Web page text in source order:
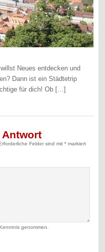
Neues entdecken und
Dann ist ein Städtetrip
für dich! Ob […]
Antwort
Felder sind mit* markiert
genommen.